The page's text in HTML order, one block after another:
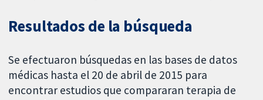
Resultados de la búsqueda
Se efectuaron búsquedas en las bases de datos
médicas hasta el 20 de abril de 2015 para
encontrar estudios que compararan terapia de